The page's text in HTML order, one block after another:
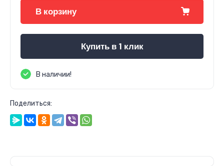
В корзину
Купить в 1 клик
В наличии!
Поделиться: